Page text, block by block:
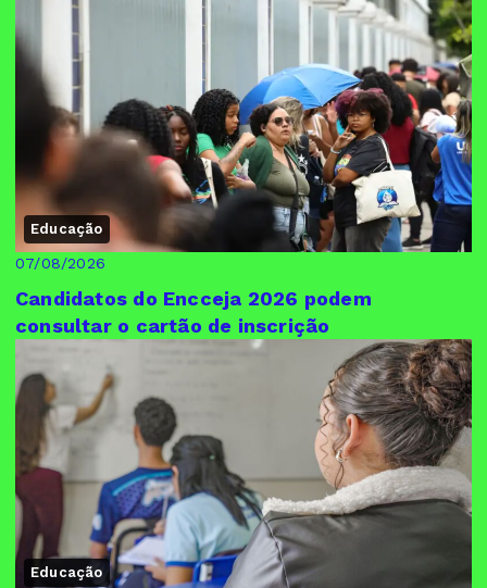
Educação
07/08/2026
Candidatos do Encceja 2026 podem
consultar o cartão de inscrição
Educação